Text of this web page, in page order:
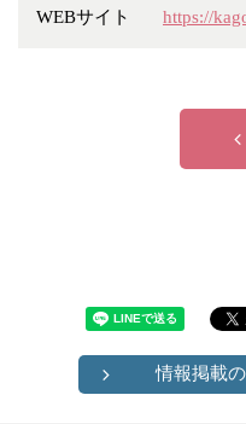
WEBサイト https://
情報掲載